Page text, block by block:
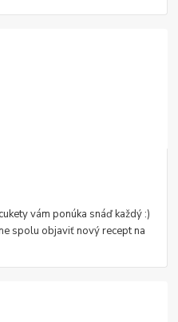
vám ponúka snáď každý :)
spolu objaviť nový recept na